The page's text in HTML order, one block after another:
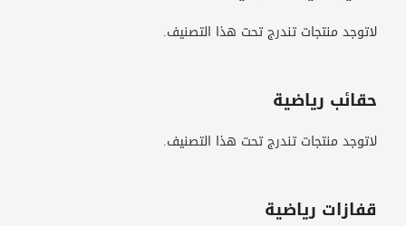
لاتوجد منتجات تندرج تحت هذا التصنيف.
حقائب رياضية
لاتوجد منتجات تندرج تحت هذا التصنيف.
قفازات رياضية